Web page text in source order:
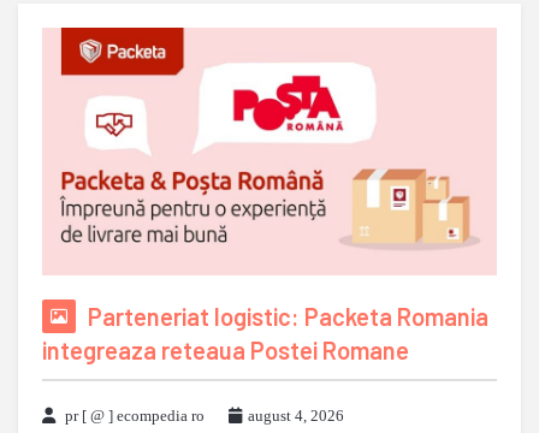
Parteneriat logistic: Packeta Romania
integreaza reteaua Postei Romane
pr [ @ ] ecompedia ro
august 4, 2026